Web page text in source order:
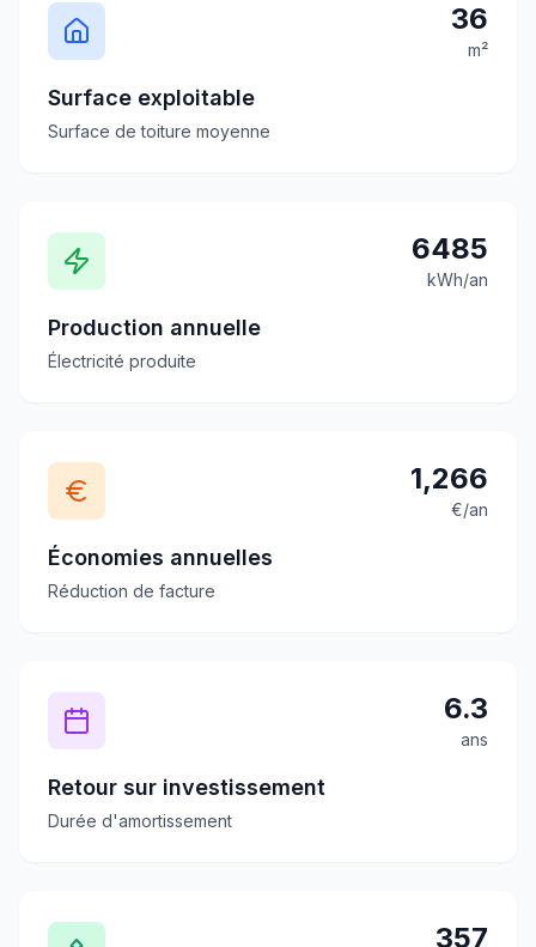
36
m²
Surface exploitable
Surface de toiture moyenne
6485
kWh/an
Production annuelle
Électricité produite
1,266
€/an
Économies annuelles
Réduction de facture
6.3
ans
Retour sur investissement
Durée d'amortissement
357